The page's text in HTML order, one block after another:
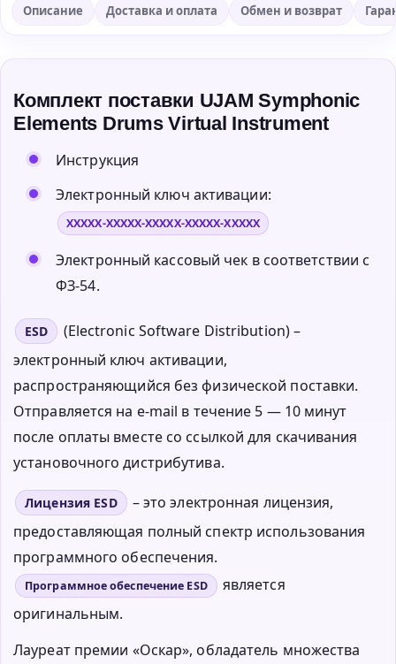
Описание Доставка и оплата Обмен и возврат
Комплект поставки UJAM Symphonic
Elements Drums Virtual Instrument
Инструкция
Электронный ключ активации:
XXXXX-XXXXX-XXXXX-XXXXX-XXXXX
Электронный кассовый чек в соответствии с
ФЗ-54.
ESD
(Electronic Software Distribution) –
электронный ключ активации,
распространяющийся без физической поставки.
Отправляется на e-mail в течение 5 — 10 минут
после оплаты вместе со ссылкой для скачивания
установочного дистрибутива.
Лицензия ESD
– это электронная лицензия,
предоставляющая полный спектр использования
программного обеспечения.
Программное обеспечение ESD
является
оригинальным.
Лауреат премии «Оскар», обладатель множества